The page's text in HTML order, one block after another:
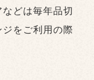
どは毎年品切
をご利用の際